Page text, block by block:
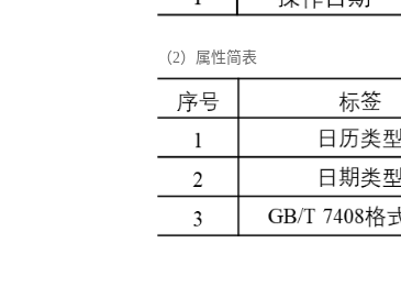
（2）属性简表